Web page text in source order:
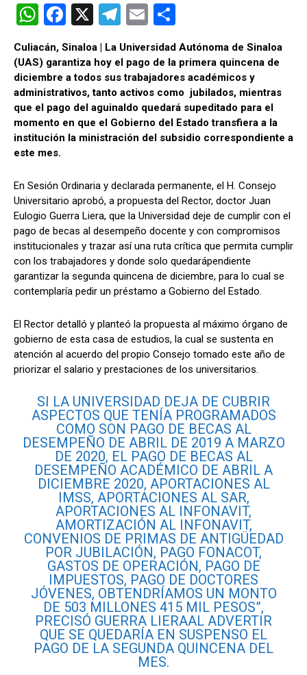
W
at
s
A
p
p
F
ce
b
o
o
k
X
T
e
gr
a
m
E
ail m
p
ar
tir
Culiacán, Sinaloa | La Universidad Autónoma de Sinaloa
(UAS) garantiza hoy el pago de la primera quincena de
diciembre a todos sus trabajadores académicos y
administrativos, tanto activos como jubilados, mientras
que el pago del aguinaldo quedará supeditado para el
momento en que el Gobierno del Estado transfiera a la
institución la ministración del subsidio correspondiente a
este mes.
En Sesión Ordinaria y declarada permanente, el H. Consejo
Universitario aprobó, a propuesta del Rector, doctor Juan
Eulogio Guerra Liera, que la Universidad deje de cumplir con el
pago de becas al desempeño docente y con compromisos
institucionales y trazar así una ruta crítica que permita cumplir
con los trabajadores y donde solo quedarápendiente
garantizar la segunda quincena de diciembre, para lo cual se
contemplaría pedir un préstamo a Gobierno del Estado.
El Rector detalló y planteó la propuesta al máximo órgano de
gobierno de esta casa de estudios, la cual se sustenta en
atención al acuerdo del propio Consejo tomado este año de
priorizar el salario y prestaciones de los universitarios.
SI LA UNIVERSIDAD DEJA DE CUBRIR
ASPECTOS QUE TENÍA PROGRAMADOS
COMO SON PAGO DE BECAS AL
DESEMPEÑO DE ABRIL DE 2019 A MARZO
DE 2020, EL PAGO DE BECAS AL
DESEMPEÑO ACADÉMICO DE ABRIL A
DICIEMBRE 2020, APORTACIONES AL
IMSS, APORTACIONES AL SAR,
APORTACIONES AL INFONAVIT,
AMORTIZACIÓN AL INFONAVIT,
CONVENIOS DE PRIMAS DE ANTIGÜEDAD
POR JUBILACIÓN, PAGO FONACOT,
GASTOS DE OPERACIÓN, PAGO DE
IMPUESTOS, PAGO DE DOCTORES
JÓVENES, OBTENDRÍAMOS UN MONTO
DE 503 MILLONES 415 MIL PESOS”,
PRECISÓ GUERRA LIERAAL ADVERTIR
QUE SE QUEDARÍA EN SUSPENSO EL
PAGO DE LA SEGUNDA QUINCENA DEL
MES.